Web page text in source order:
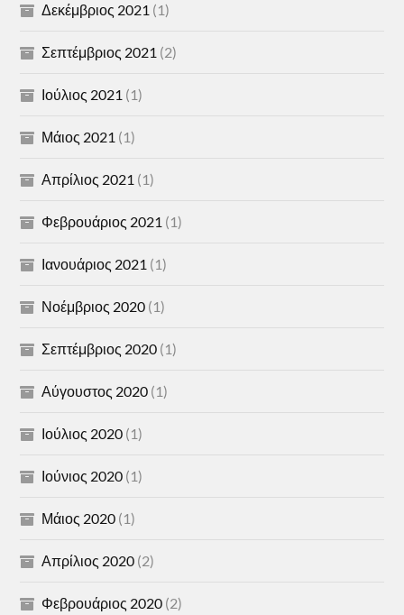
Δεκέμβριος 2021 (1)
Σεπτέμβριος 2021 (2)
Ιούλιος 2021 (1)
Μάιος 2021 (1)
Απρίλιος 2021 (1)
Φεβρουάριος 2021 (1)
Ιανουάριος 2021 (1)
Νοέμβριος 2020 (1)
Σεπτέμβριος 2020 (1)
Αύγουστος 2020 (1)
Ιούλιος 2020 (1)
Ιούνιος 2020 (1)
Μάιος 2020 (1)
Απρίλιος 2020 (2)
Φεβρουάριος 2020 (2)